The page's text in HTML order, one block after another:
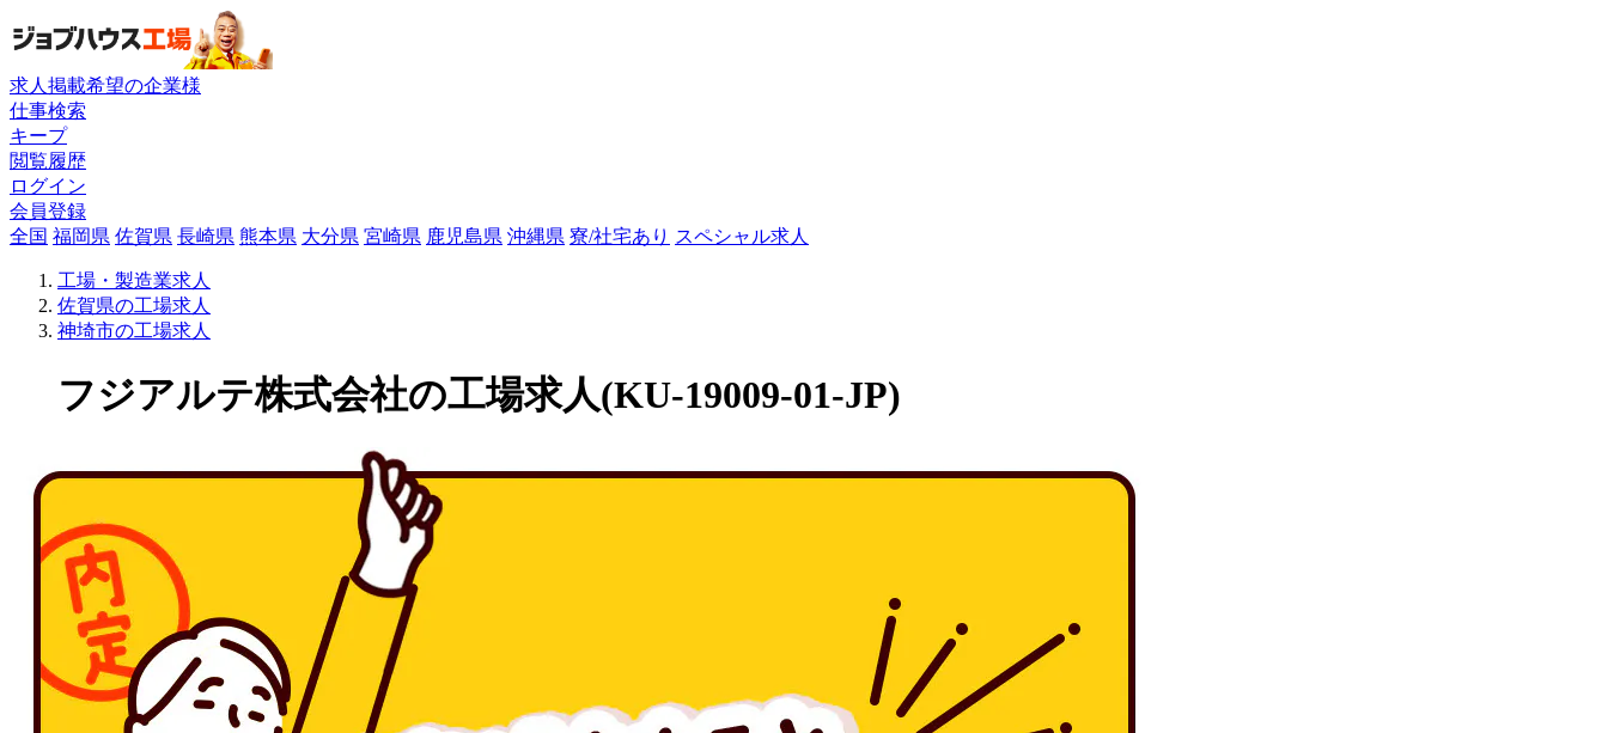
求人掲載希望の企業様
仕事検索
キープ
閲覧履歴
ログイン
会員登録
全国 福岡県 佐賀県 長崎県 熊本県 大分県 宮崎県 鹿児島県 沖縄県 寮/社宅あり スペシャル求人
工場・製造業求人
佐賀県の工場求人
神埼市の工場求人
フジアルテ株式会社の工場求人(KU-19009-01-JP)